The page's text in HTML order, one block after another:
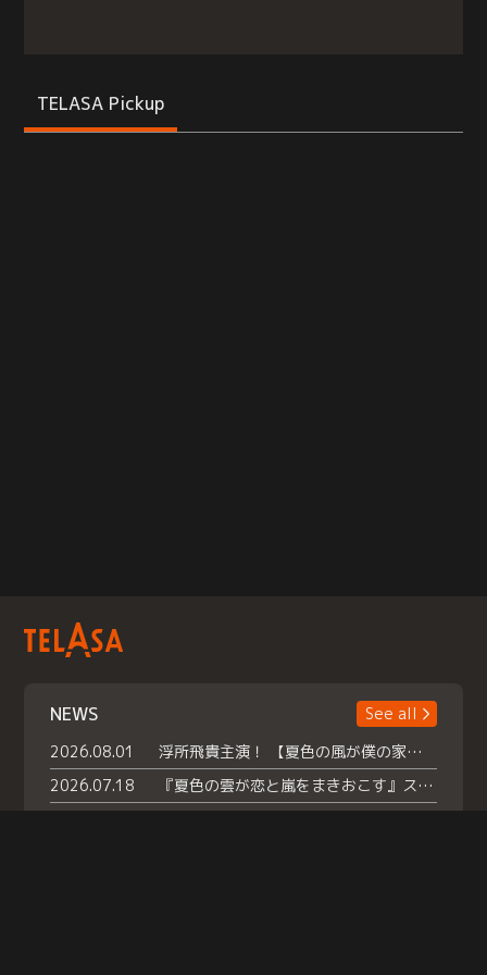
TELASA Pickup
NEWS
See all
2026.08.01
浮所飛貴主演！ 【夏色の風が僕の家にやってきた】 本日よりテラサで独占配信スタート！
2026.07.18
『夏色の雲が恋と嵐をまきおこす』スペシャルメイキング 【Part1】2026年７月18日（土）23時30分～配信スタート！話題のシーンの裏側を大公開！豪華キャスト大集合！ 『武宮家 真夏の家族会議』開催！